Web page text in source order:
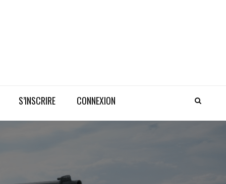
S’INSCRIRE CONNEXION